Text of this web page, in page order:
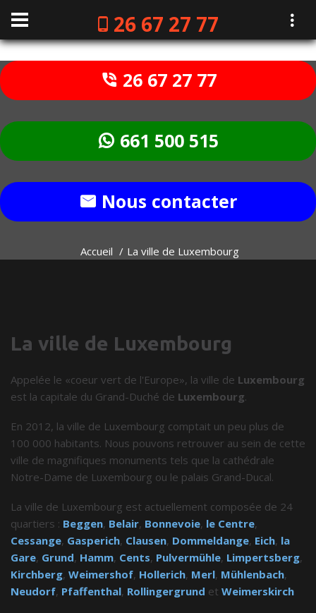
26 67 27 77
26 67 27 77
661 500 515
Nous contacter
Accueil La ville de Luxembourg
La ville de Luxembourg
Appelée le «coeur vert de l'Europe», la ville de Luxembourg
est la capitale du Grand-Duché de Luxembourg.
En 2012, la ville de Luxembourg comptait un peu plus de
100 000 habitants. Nous pouvons retrouver au sein de cette
ville de magnifiques monuments tels que la cathédrale
Notre-Dame de Luxembourg ou le palais Grand-Ducal.
La ville de Luxembourg est actuellement composée de 24
quartiers : Beggen, Belair, Bonnevoie, le Centre,
Cessange, Gasperich, Clausen, Dommeldange, Eich, la
Gare, Grund, Hamm, Cents, Pulvermühle, Limpertsberg,
Kirchberg, Weimershof, Hollerich, Merl, Mühlenbach,
Neudorf, Pfaffenthal, Rollingergrund et Weimerskirch